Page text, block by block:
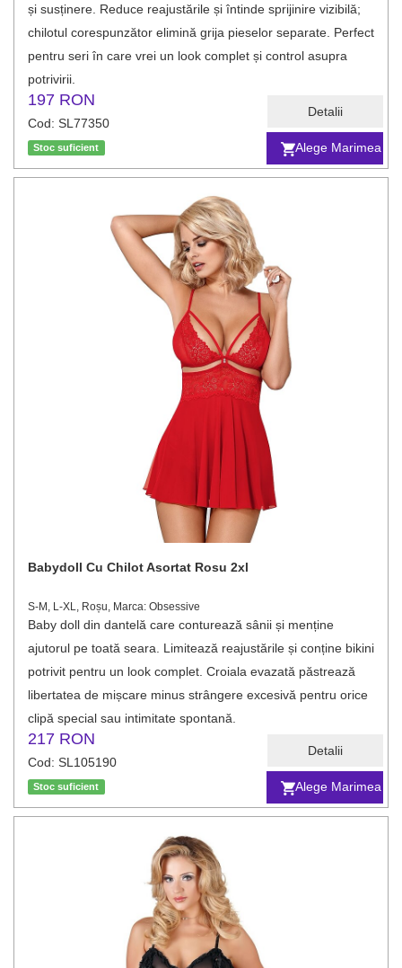
Alege Marimea
Detalii
și susținere. Reduce reajustările și întinde sprijinire vizibilă;
chilotul corespunzător elimină grija pieselor separate. Perfect
pentru seri în care vrei un look complet și control asupra
potrivirii.
197 RON
Cod: SL77350
Stoc suficient
Alege Marimea
Detalii
Babydoll Cu Chilot Asortat Rosu 2xl
S-M, L-XL, Roșu, Marca: Obsessive
Baby doll din dantelă care conturează sânii și menține
ajutorul pe toată seara. Limitează reajustările și conține bikini
potrivit pentru un look complet. Croiala evazată păstrează
libertatea de mișcare minus strângere excesivă pentru orice
clipă special sau intimitate spontană.
217 RON
Cod: SL105190
Stoc suficient